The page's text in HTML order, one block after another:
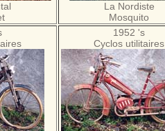
La Nordiste
Mosquito
1952 's
Cyclos utilitaires